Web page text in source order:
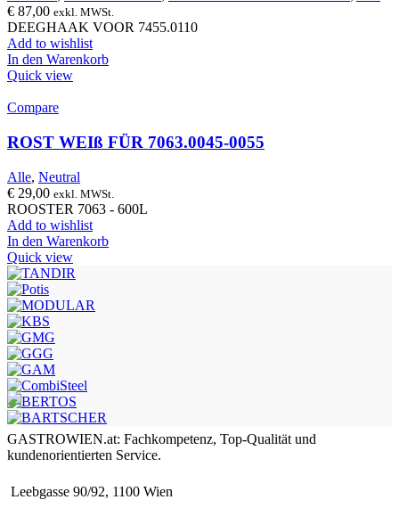
€ 87,00 exkl. MWSt.
DEEGHAAK VOOR 7455.0110
Add to wishlist
In den Warenkorb
Quick view
Compare
ROST WEIß FÜR 7063.0045-0055
Alle, Neutral
€ 29,00 exkl. MWSt.
ROOSTER 7063 - 600L
Add to wishlist
In den Warenkorb
Quick view
GASTROWIEN.at: Fachkompetenz, Top-Qualität und
kundenorientierten Service.
Leebgasse 90/92, 1100 Wien